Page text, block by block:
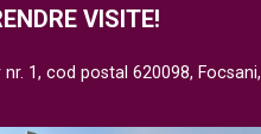
VISITE!
1, cod postal 620098, Focsani,